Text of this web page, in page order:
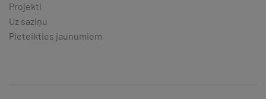
Projekti
Uz saziņu
Pieteikties jaunumiem